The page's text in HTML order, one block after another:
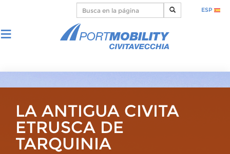
ESP
LA ANTIGUA CIVITA
ETRUSCA DE
TARQUINIA